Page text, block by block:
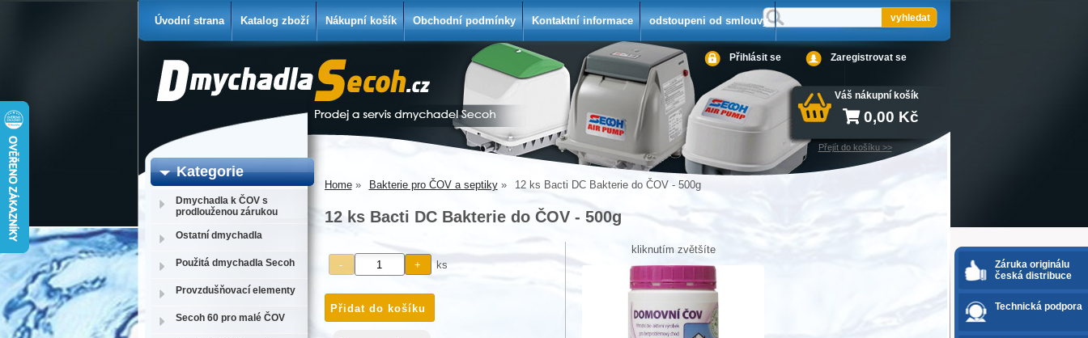
Váš nákupní košík
Přejít do košíku >>
0,00 Kč
Přihlásit se Zaregistrovat se
Úvodní strana Katalog zboží Nákupní košík Obchodní podmínky Kontaktní informace odstoupeni od smlouvy
Home Bakterie pro ČOV a septiky 12 ks Bacti DC Bakterie do ČOV - 500g
12 ks Bacti DC Bakterie do ČOV - 500g
kliknutím zvětšíte
ks
Kategorie
Dmychadla k ČOV s
prodlouženou zárukou
Ostatní dmychadla
Použitá dmychadla Secoh
Provzdušňovací elementy
Secoh 60 pro malé ČOV
Záruka originálu
česká distribuce
Technická podpora